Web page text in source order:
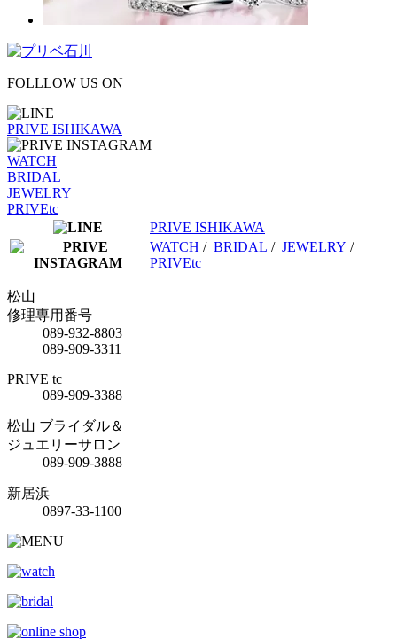
FOLLLOW US ON
PRIVE ISHIKAWA
WATCH
BRIDAL
JEWELRY
PRIVEtc
PRIVE ISHIKAWA
WATCH / BRIDAL / JEWELRY /
PRIVEtc
松山
修理専用番号
089-932-8803
089-909-3311
PRIVE tc
089-909-3388
松山 ブライダル＆
ジュエリーサロン
089-909-3888
新居浜
0897-33-1100